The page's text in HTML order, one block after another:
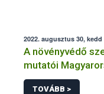
2022. augusztus 30, kedd
A növényvédő
mutatói
TOVÁBB >